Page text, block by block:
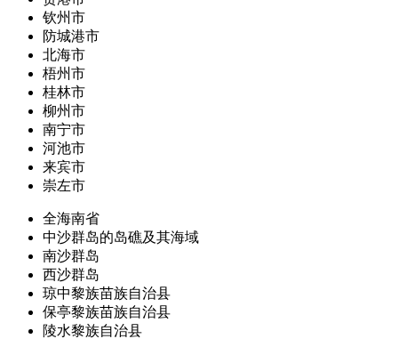
钦州市
防城港市
北海市
梧州市
桂林市
柳州市
南宁市
河池市
来宾市
崇左市
全海南省
中沙群岛的岛礁及其海域
南沙群岛
西沙群岛
琼中黎族苗族自治县
保亭黎族苗族自治县
陵水黎族自治县